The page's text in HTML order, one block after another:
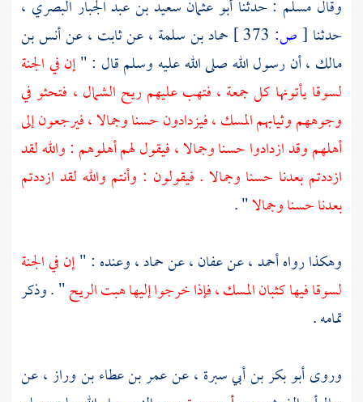
وقال مسلم : حدثنا أبو عثمان سعيد بن عبد الجبار البصري ،
حدثنا [ص: حماد بن سلمة ،عنثابت ، عنأنس بن
مالك ، أن رسول الله صلى الله عليه وسلم قال : "إن في الجنة
لسوقا يأتونها كل جمعة ، فتهب عليهم ريح الشمال ، فتحثو في
وجوههم وثيابهم المسك ، فيزدادون حسنا وجمالا ، فيرجعون إلى
أهلهم وقد ازدادوا حسنا وجمالا ، فيقول لهم أهلوهم : والله لقد
ازددتم بعدنا حسنا وجمالا . فيقولون : وأنتم والله لقد ازددتم
بعدنا حسنا وجمالا" .
وهكذا رواهأحمد، عنعفان ،عنحماد، وعنده : "إن في الجنة
لسوقا فيها كثبان المسك ، فإذا خرجوا إليها هبت الريح" . وذكر
تمامه .
وروىأبو بكر بن أبي سبرة ،عنعمر بن عطاء بن وراز ،عن